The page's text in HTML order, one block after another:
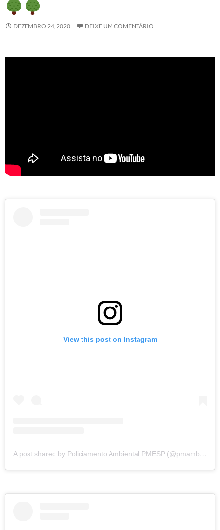
DEZEMBRO 24, 2020 DEIXE UM COMENTÁRIO
View this post on Instagram
A post shared by Policiamento Ambiental PMESP (@pmambientalsp)